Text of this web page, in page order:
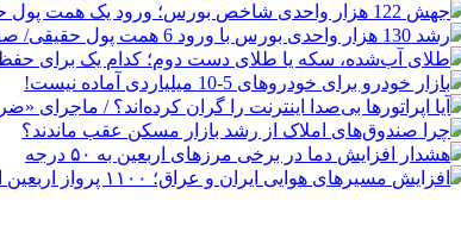
جهش 122 هزار واحدی شاخص بورس؛ ورود یک همت پول حقیقی در آغاز معاملات
رشد 130 هزار واحدی بورس با ورود 6 همت پول حقیقی/ صف خرید 700 نماد
طلای آب‌شده، سکه یا طلای دست دوم؛ کدام یک برای
بازار خودرو برای خودروهای 5-10 میلیاردی آماده نیست!
آیا اپراتورها بی‌صدا اینترنت را گران کرده‌اند؟ / ماجرای «ضریب ۲.۷»
چرا صندوق‌های املاک از رشد بازار مسکن عقب ماندند؟
هشدار افزایش دما در برخی مرزهای اربعین به ۵۰ درجه
افزایش مسیرهای هوایی ایران و عراق؛ ۱۱۰۰ پرواز اربعین انجام شد